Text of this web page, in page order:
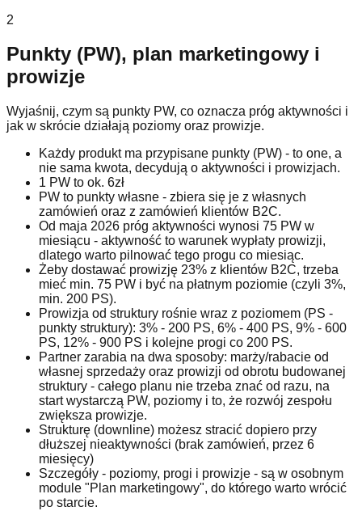
2
Punkty (PW), plan marketingowy i
prowizje
Wyjaśnij, czym są punkty PW, co oznacza próg aktywności i
jak w skrócie działają poziomy oraz prowizje.
Każdy produkt ma przypisane punkty (PW) - to one, a
nie sama kwota, decydują o aktywności i prowizjach.
1 PW to ok. 6zł
PW to punkty własne - zbiera się je z własnych
zamówień oraz z zamówień klientów B2C.
Od maja 2026 próg aktywności wynosi 75 PW w
miesiącu - aktywność to warunek wypłaty prowizji,
dlatego warto pilnować tego progu co miesiąc.
Żeby dostawać prowizję 23% z klientów B2C, trzeba
mieć min. 75 PW i być na płatnym poziomie (czyli 3%,
min. 200 PS).
Prowizja od struktury rośnie wraz z poziomem (PS -
punkty struktury): 3% - 200 PS, 6% - 400 PS, 9% - 600
PS, 12% - 900 PS i kolejne progi co 200 PS.
Partner zarabia na dwa sposoby: marży/rabacie od
własnej sprzedaży oraz prowizji od obrotu budowanej
struktury - całego planu nie trzeba znać od razu, na
start wystarczą PW, poziomy i to, że rozwój zespołu
zwiększa prowizje.
Strukturę (downline) możesz stracić dopiero przy
dłuższej nieaktywności (brak zamówień, przez 6
miesięcy)
Szczegóły - poziomy, progi i prowizje - są w osobnym
module "Plan marketingowy", do którego warto wrócić
po starcie.